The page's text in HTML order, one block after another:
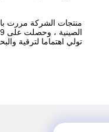
منتجات الشركة مررت
تولي اهتماما لترقية